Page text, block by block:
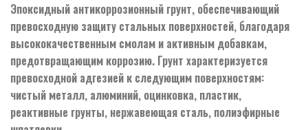
Эпоксидный антикоррозионный грунт, обеспечивающий
превосходную защиту стальных поверхностей, благодаря
высококачественным смолам и активным добавкам,
предотвращающим коррозию. Грунт характеризуется
превосходной адгезией к следующим поверхностям:
чистый металл, алюминий, оцинковка, пластик,
реактивные грунты, нержавеющая сталь, полиэфирные